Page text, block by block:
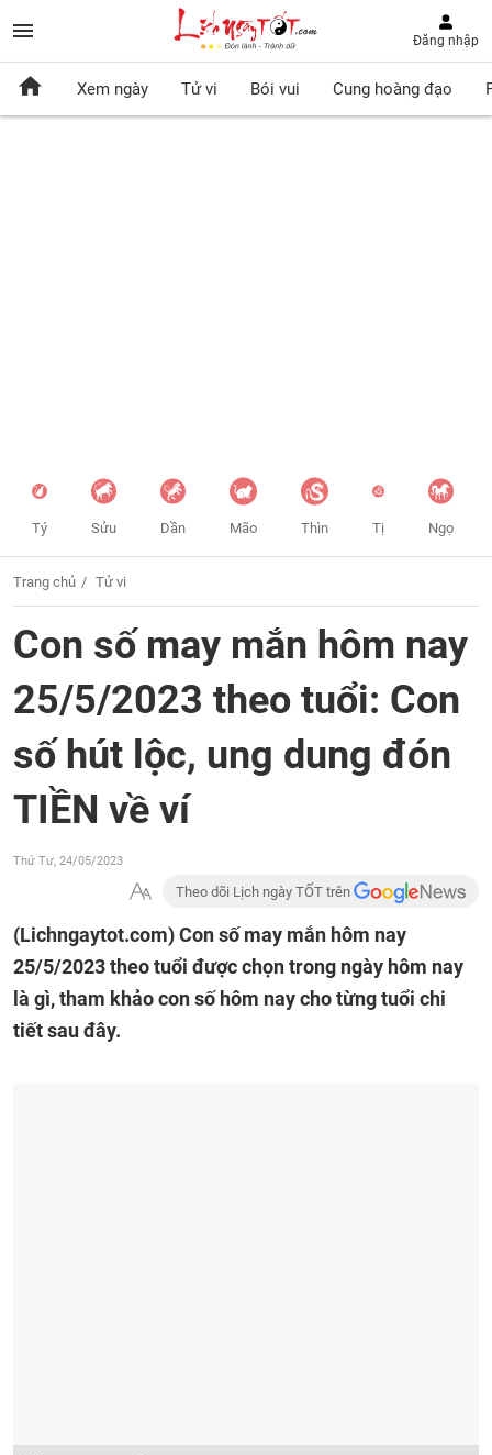
Đăng nhập
Xem ngày Tử vi Bói vui Cung hoàng đạo
Tý Sửu Dần Mão Thìn Tị Ngọ
Trang chủ Tử vi
Con số may mắn hôm nay
25/5/2023 theo tuổi: Con
số hút lộc, ung dung đón
TIỀN về ví
Thứ Tư, 24/05/2023
Theo dõi Lịch ngày TỐT trên
(Lichngaytot.com)Con số may mắn hôm nay
25/5/2023 theo tuổi được chọn trong ngày hôm nay
là gì, tham khảo con số hôm nay cho từng tuổi chi
tiết sau đây.